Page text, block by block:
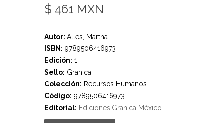
$ 461 MXN
Autor: Alles, Martha
ISBN: 9789506416973
Edición: 1
Sello: Granica
Colección: Recursos Humanos
Código: 9789506416973
Editorial: Ediciones Granica México